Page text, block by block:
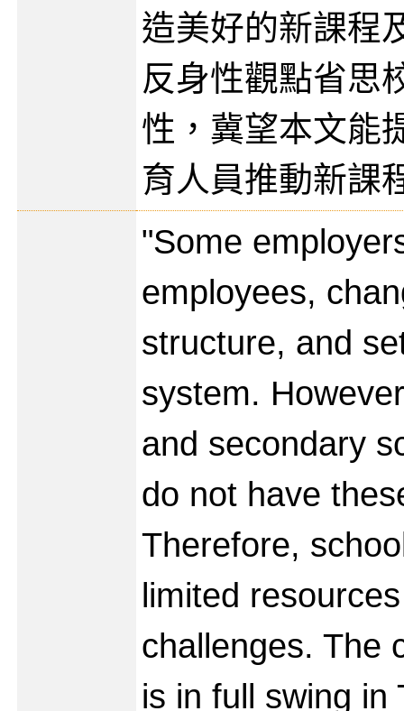
造美好的新課程
反身性觀點省思
性，冀望本文能
育人員推動新課
"Some
employees,
structure, and
system.
and secondary
do not have
Therefore,
limited
challenges. The
is in full swing in